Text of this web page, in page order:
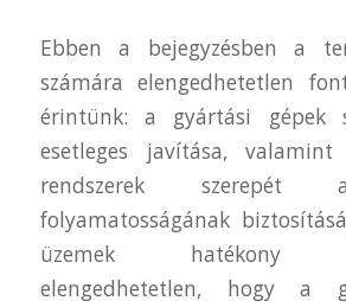
Ebben a bejegyzésben a
számára elengedhetetlen
érintünk: a gyártási gépek
esetleges javítása,
rendszerek szerepét
folyamatosságának
üzemek hatékony
elengedhetetlen, hogy a